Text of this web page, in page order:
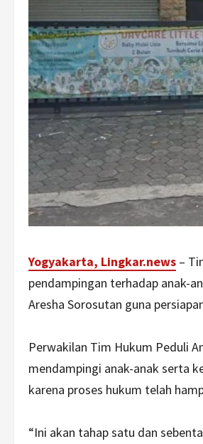
Yogyakarta, Lingkar.news –
pendampingan terhadap anak-
Aresha Sorosutan guna
Perwakilan Tim Hukum Peduli
mendampingi anak-anak serta
karena proses hukum telah
“Ini akan tahap satu dan